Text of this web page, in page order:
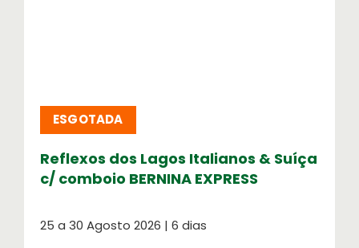
ESGOTADA
Reflexos dos Lagos Italianos & Suíça
c/ comboio BERNINA EXPRESS
25 a 30 Agosto 2026 | 6 dias